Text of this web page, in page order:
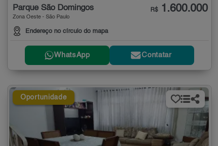
Parque São Domingos
Zona Oeste - São Paulo
Endereço no círculo do mapa
R$ 1.600.000
WhatsApp Contatar
Oportunidade